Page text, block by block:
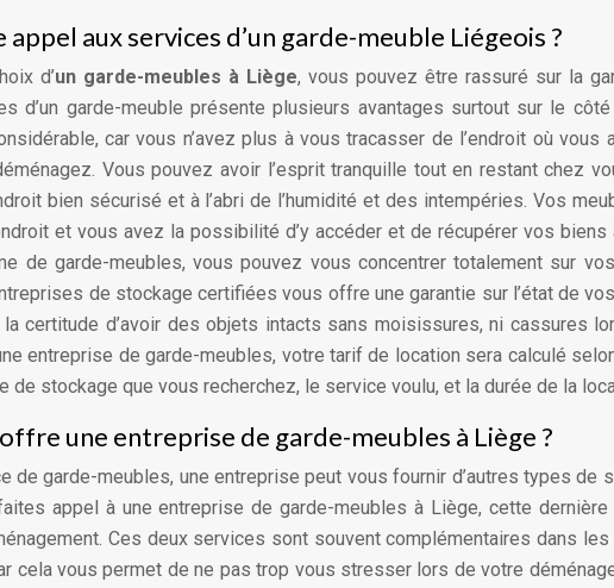
aux services d’un garde-meuble Liégeois ?
d’un garde-meubles à Liège, vous pouvez être rassuré sur la
d’un garde-meuble présente plusieurs avantages surtout sur le côté
car vous n’avez plus à vous tracasser de l’endroit où vous
Vous pouvez avoir l’esprit tranquille tout en restant chez
bien sécurisé et à l’abri de l’humidité et des intempéries. Vos
et vous avez la possibilité d’y accéder et de récupérer vos biens
de garde-meubles, vous pouvez vous concentrer totalement sur
de stockage certifiées vous offre une garantie sur l’état de
certitude d’avoir des objets intacts sans moisissures, ni cassures
entreprise de garde-meubles, votre tarif de location sera calculé
de stockage que vous recherchez, le service voulu, et la durée de la
une entreprise de garde-meubles à Liège ?
de garde-meubles, une entreprise peut vous fournir d’autres types de
appel à une entreprise de garde-meubles à Liège, cette
Ces deux services sont souvent complémentaires dans
cela vous permet de ne pas trop vous stresser lors de votre